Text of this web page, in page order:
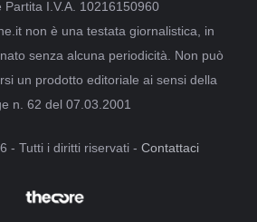
Partita I.V.A. 10216150960
non è una testata giornalistica, in
senza alcuna periodicità. Non può
un prodotto editoriale ai sensi della
n. 62 del 07.03.2001
- Tutti i diritti riservati - Contattaci